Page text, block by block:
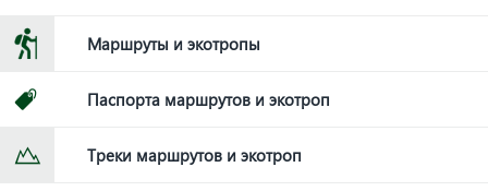
Маршруты и экотропы
Паспорта маршрутов и экотроп
Треки маршрутов и экотроп